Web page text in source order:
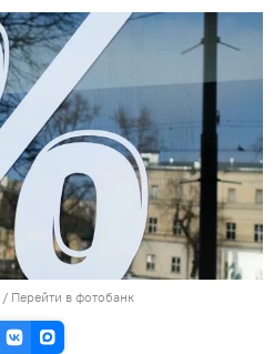
/ Перейти в фотобанк